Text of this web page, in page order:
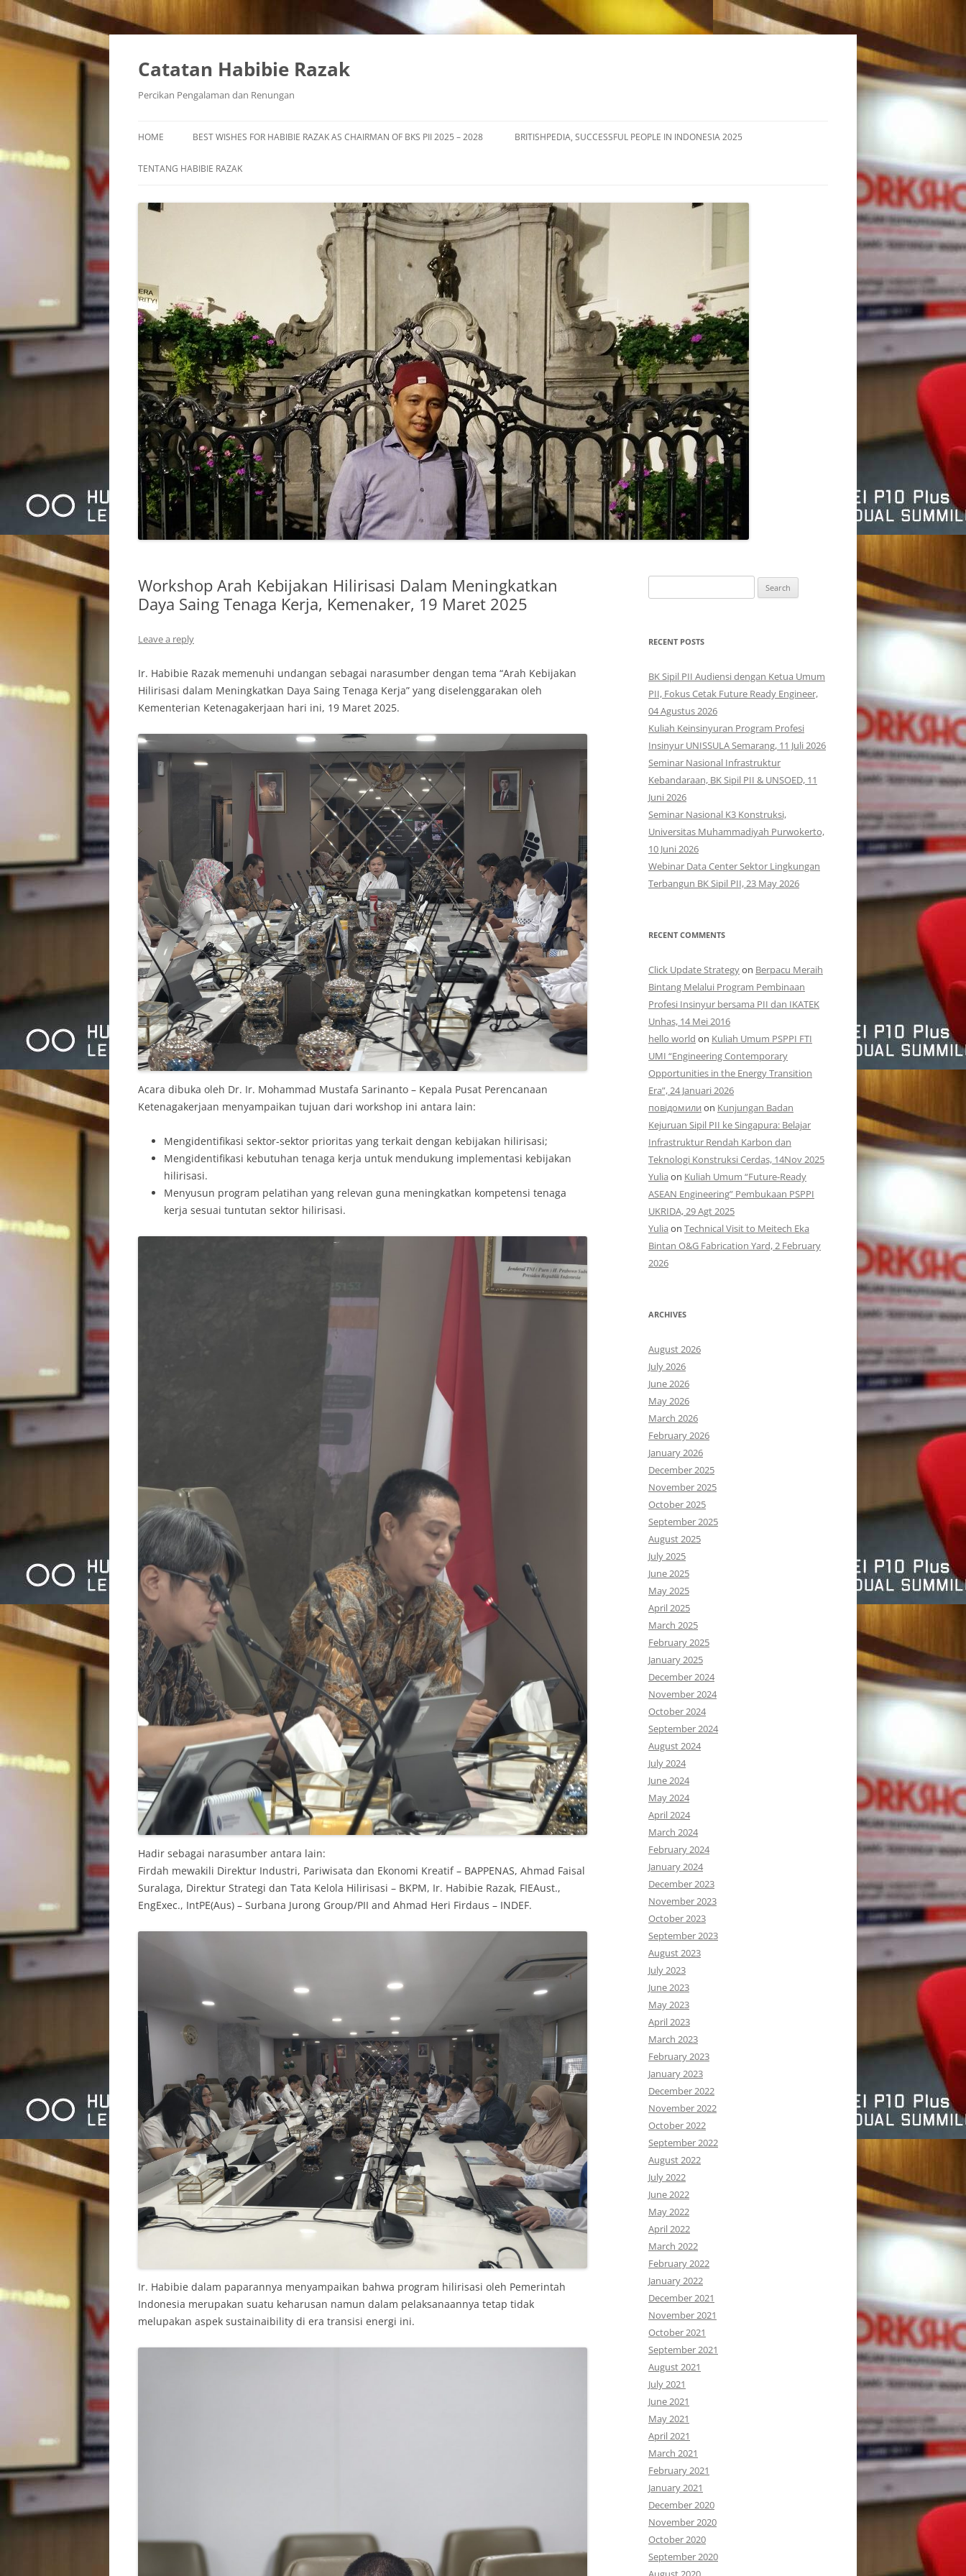
Skip
Catatan Habibie Razak
Percikan Pengalaman dan Renungan
HOME BEST WISHES FOR HABIBIE RAZAK AS CHAIRMAN OF BKS PII 2025 – 2028 BRITISHPEDIA, SUCCESSFUL PEOPLE IN INDONESIA 2025
TENTANG HABIBIE RAZAK
Workshop Arah Kebijakan Hilirisasi Dalam Meningkatkan
Daya Saing Tenaga Kerja, Kemenaker, 19 Maret 2025
Leave a reply
Ir. Habibie Razak memenuhi undangan sebagai narasumber dengan tema “Arah Kebijakan
Hilirisasi dalam Meningkatkan Daya Saing Tenaga Kerja” yang diselenggarakan oleh
Kementerian Ketenagakerjaan hari ini, 19 Maret 2025.
Acara dibuka oleh Dr. Ir. Mohammad Mustafa Sarinanto – Kepala Pusat Perencanaan
Ketenagakerjaan menyampaikan tujuan dari workshop ini antara lain:
Mengidentifikasi sektor-sektor prioritas yang terkait dengan kebijakan hilirisasi;
Mengidentifikasi kebutuhan tenaga kerja untuk mendukung implementasi kebijakan
hilirisasi.
Menyusun program pelatihan yang relevan guna meningkatkan kompetensi tenaga
kerja sesuai tuntutan sektor hilirisasi.
Hadir sebagai narasumber antara lain:
Firdah mewakili Direktur Industri, Pariwisata dan Ekonomi Kreatif – BAPPENAS, Ahmad Faisal
Suralaga, Direktur Strategi dan Tata Kelola Hilirisasi – BKPM, Ir. Habibie Razak, FIEAust.,
EngExec., IntPE(Aus) – Surbana Jurong Group/PII and Ahmad Heri Firdaus – INDEF.
Ir. Habibie dalam paparannya menyampaikan bahwa program hilirisasi oleh Pemerintah
Indonesia merupakan suatu keharusan namun dalam pelaksanaannya tetap tidak
melupakan aspek sustainaibility di era transisi energi ini.
for:
RECENT POSTS
BK Sipil PII Audiensi dengan Ketua Umum
PII, Fokus Cetak Future Ready Engineer,
04 Agustus 2026
Kuliah Keinsinyuran Program Profesi
Insinyur UNISSULA Semarang, 11 Juli 2026
Seminar Nasional Infrastruktur
Kebandaraan, BK Sipil PII & UNSOED, 11
Juni 2026
Seminar Nasional K3 Konstruksi,
Universitas Muhammadiyah Purwokerto,
10 Juni 2026
Webinar Data Center Sektor Lingkungan
Terbangun BK Sipil PII, 23 May 2026
RECENT COMMENTS
Click Update Strategyon Berpacu Meraih
Bintang Melalui Program Pembinaan
Profesi Insinyur bersama PII dan IKATEK
Unhas, 14 Mei 2016
hello world on Kuliah Umum PSPPI FTI
UMI “Engineering Contemporary
Opportunities in the Energy Transition
Era”, 24 Januari 2026
повідомили on Kunjungan Badan
Kejuruan Sipil PII ke Singapura: Belajar
Infrastruktur Rendah Karbon dan
Teknologi Konstruksi Cerdas, 14Nov 2025
Yulia on Kuliah Umum “Future-Ready
ASEAN Engineering” Pembukaan PSPPI
UKRIDA, 29 Agt 2025
Yulia on Technical Visit to Meitech Eka
Bintan O&G Fabrication Yard, 2 February
2026
ARCHIVES
August 2026
July 2026
June 2026
May 2026
March 2026
February 2026
January 2026
December 2025
November 2025
October 2025
September 2025
August 2025
July 2025
June 2025
May 2025
April 2025
March 2025
February 2025
January 2025
December 2024
November 2024
October 2024
September 2024
August 2024
July 2024
June 2024
May 2024
April 2024
March 2024
February 2024
January 2024
December 2023
November 2023
October 2023
September 2023
August 2023
July 2023
June 2023
May 2023
April 2023
March 2023
February 2023
January 2023
December 2022
November 2022
October 2022
September 2022
August 2022
July 2022
June 2022
May 2022
April 2022
March 2022
February 2022
January 2022
December 2021
November 2021
October 2021
September 2021
August 2021
July 2021
June 2021
May 2021
April 2021
March 2021
February 2021
January 2021
December 2020
November 2020
October 2020
September 2020